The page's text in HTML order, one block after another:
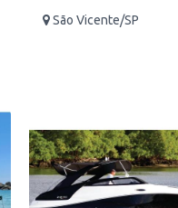
São Vicente/SP